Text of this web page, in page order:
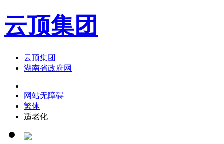
云顶集团
云顶集团
湖南省政府网
网站无障碍
繁体
适老化